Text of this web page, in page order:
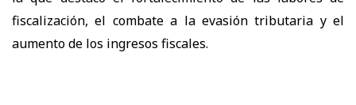
fiscalización, el combate a la evasión tributaria y el
aumento de los ingresos fiscales.